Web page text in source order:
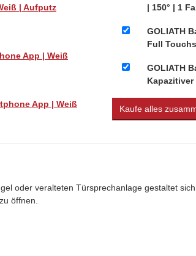
| Aufputz
App | Weiß
App | Weiß
| 150° | 1
GOLIATH
Full
GOLIATH
Kapazitiver
Kaufe alles
oder veralteten Türsprechanlage gestaltet
öffnen.